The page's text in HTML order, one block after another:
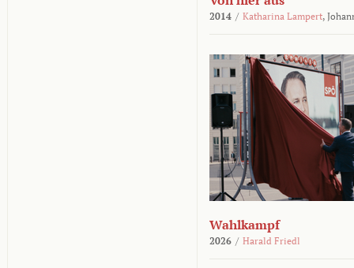
2014 / Katharina Lampert,
Wahlkampf
2026 / Harald Friedl